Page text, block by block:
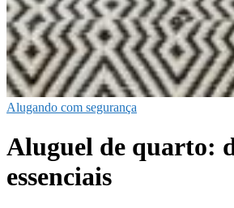
Alugando com segurança
Aluguel de quarto:
essenciais